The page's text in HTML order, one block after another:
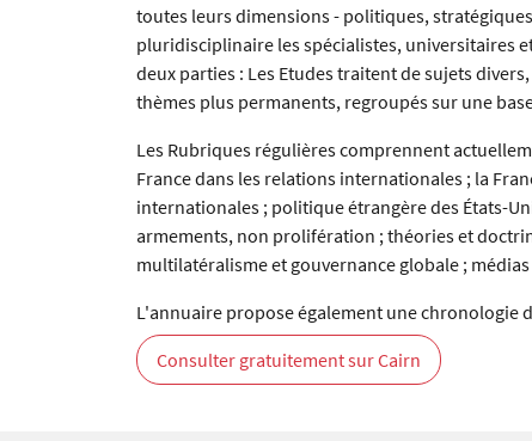
toutes leurs dimensions - politiques,
pluridisciplinaire les spécialistes, universitaires
deux parties : Les Etudes traitent de sujets
thèmes plus permanents, regroupés sur une
Les Rubriques régulières comprennent
France dans les relations internationales ; la
internationales ; politique étrangère des États-
armements, non prolifération ; théories et
multilatéralisme et gouvernance globale ;
L'annuaire propose également une chronologie
Consulter gratuitement sur Cairn